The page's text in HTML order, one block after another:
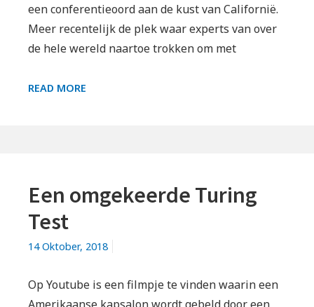
een conferentieoord aan de kust van Californië.
Meer recentelijk de plek waar experts van over
de hele wereld naartoe trokken om met
READ MORE
Een omgekeerde Turing
Test
14 Oktober, 2018
Op Youtube is een filmpje te vinden waarin een